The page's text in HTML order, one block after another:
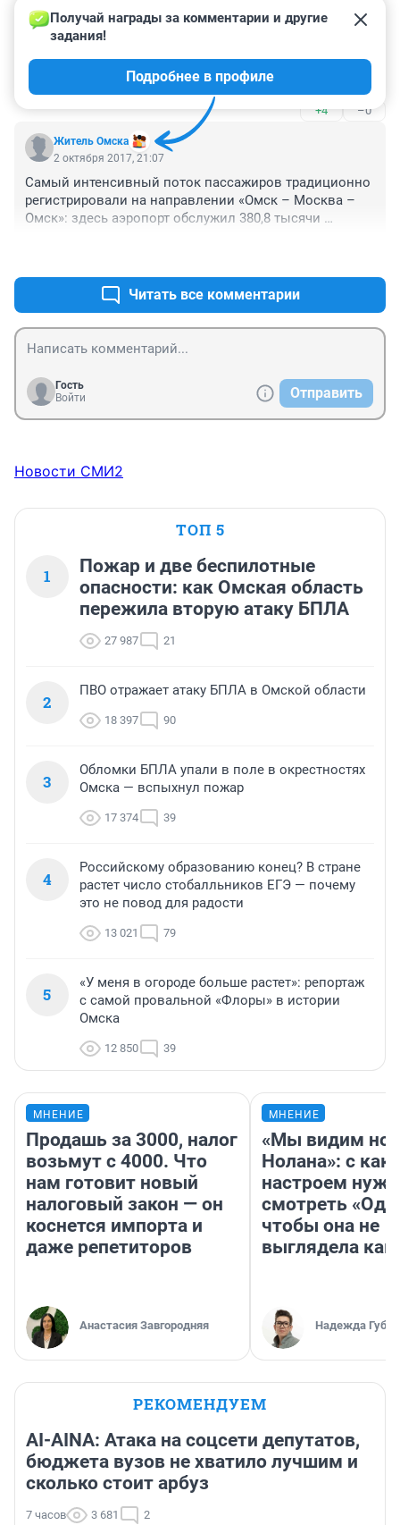
Гость
3 октября 2017, 05:58
я с Челябы летал в Крым.. дешевле гораздо, да
вообще в Омске зверские цены какие-то на перелеты.
+4 –0
Житель Омска
Получай награды за комментарии и другие
задания!
Подробнее в профиле
2 октября 2017, 21:07
Самый интенсивный поток пассажиров традиционно
регистрировали на направлении «Омск – Москва –
Омск»: здесь аэропорт обслужил 380,8 тысячи
многих рейсов по стране надо сначала прилететь в
Москву, потому что прямых рейсов - раз-два и
обчёлся...
Читать все комментарии
Гость
Войти
Отправить
Новости СМИ2
ТОП 5
1
Пожар и две беспилотные
опасности: как Омская область
пережила вторую атаку БПЛА
27 987 21
2
ПВО отражает атаку БПЛА в Омской области
18 397 90
3
Обломки БПЛА упали в поле в окрестностях
Омска — вспыхнул пожар
17 374 39
4
Российскому образованию конец? В стране
растет число стобалльников ЕГЭ — почему
это не повод для радости
13 021 79
5
«У меня в огороде больше растет»: репортаж
с самой провальной «Флоры» в истории
Омска
12 850 39
МНЕНИЕ
Продашь за 3000, налог
возьмут с 4000. Что
нам готовит новый
налоговый закон — он
коснется импорта и
даже репетиторов
Анастасия Завгородняя
МНЕНИЕ
«Мы видим
Нолана»: с
настроем
смотреть
чтобы она не
выглядела как
Надежда
РЕКОМЕНДУЕМ
AI-AINA: Атака на соцсети депутатов,
бюджета вузов не хватило лучшим и
сколько стоит арбуз
7 часов 3 681 2